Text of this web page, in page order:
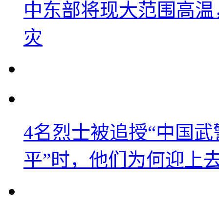
中东部将现大范围高
灾
4名烈士被追授“中国
平”时，他们为何迎上